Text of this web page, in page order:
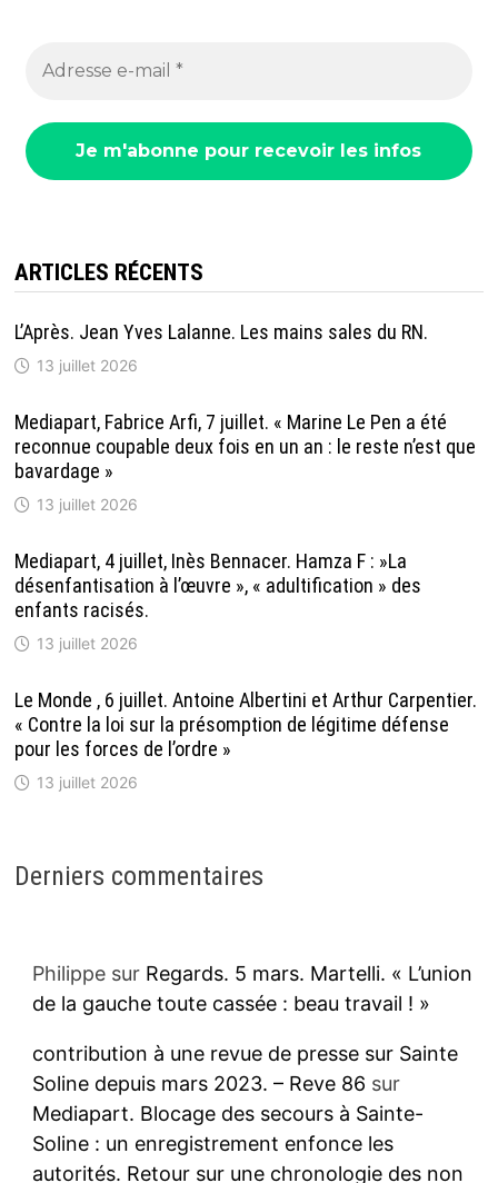
ARTICLES RÉCENTS
L’Après. Jean Yves Lalanne. Les mains sales du RN.
13 juillet 2026
Mediapart, Fabrice Arfi, 7 juillet. « Marine Le Pen a été
reconnue coupable deux fois en un an : le reste n’est que
bavardage »
13 juillet 2026
Mediapart, 4 juillet, Inès Bennacer. Hamza F : »La
désenfantisation à l’œuvre », « adultification » des
enfants racisés.
13 juillet 2026
Le Monde , 6 juillet. Antoine Albertini et Arthur Carpentier.
« Contre la loi sur la présomption de légitime défense
pour les forces de l’ordre »
13 juillet 2026
Derniers commentaires
Philippesur Regards. 5 mars. Martelli. « L’union
de la gauche toute cassée : beau travail ! »
contribution à une revue de presse sur Sainte
Soline depuis mars 2023. – Reve 86 sur
Mediapart. Blocage des secours à Sainte-
Soline : un enregistrement enfonce les
autorités. Retour sur une chronologie des non